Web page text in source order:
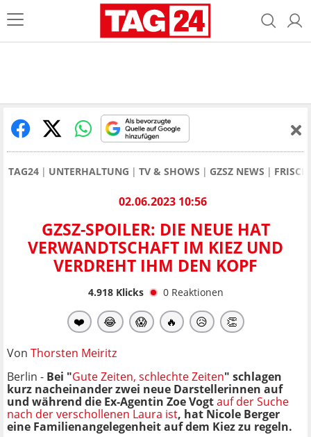
TAG24 UNTERHALTUNG TV & SHOWS GZSZ NEWS
02.06.2023 10:56
GZSZ-SPOILER: DIE NEUE HAT
VERWANDTSCHAFT IM KIEZ UND
VERDREHT IHM DEN KOPF
4.918Klicks 0 Reaktionen
❤️ 😂 😱 🔥 😥 👏
Von Thorsten Meiritz
Berlin - Bei "Gute Zeiten, schlechte Zeiten" schlagen
kurz nacheinander zwei neue Darstellerinnen auf
und während die Ex-Agentin Zoe Vogtauf der Suche
nach der verschollenen Laura ist, hat Nicole Berger
eine Familienangelegenheit auf dem Kiez zu regeln.